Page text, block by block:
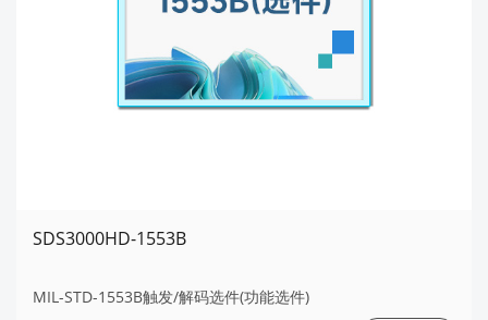
SDS3000HD-1553B
MIL-STD-1553B触发/解码选件(功能选件)